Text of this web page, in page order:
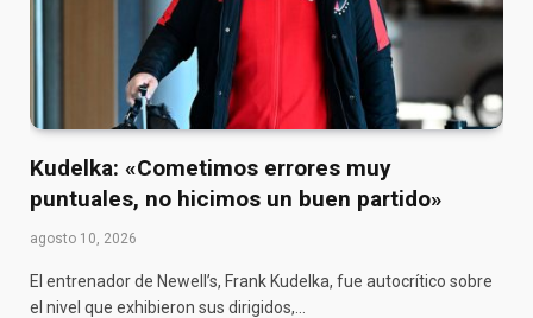
Kudelka: «Cometimos errores muy
puntuales, no hicimos un buen partido»
agosto 10, 2026
El entrenador de Newell’s, Frank Kudelka, fue autocrítico sobre
el nivel que exhibieron sus dirigidos,…